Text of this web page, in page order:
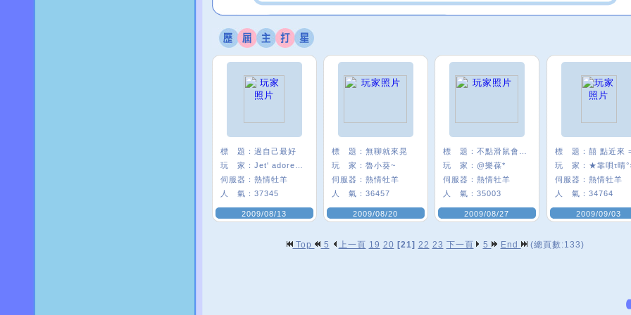
標 題： 過自己最好
玩 家：
伺服器： 熱情牡羊
人 氣： 37345
2009/08/13
標 題： 無聊就來晃
玩 家： 魯小葵~
伺服器： 熱情牡羊
人 氣： 36457
2009/08/20
標 題：
玩 家： @樂葆*
伺服器： 熱情牡羊
人 氣： 35003
2009/08/27
標 題： 囍 點近來
玩 家： ★靠唄τ晴
伺服器： 熱情牡羊
人 氣： 34764
2009/09/03
Top 5 上一頁 19 20 [21] 22 23 下一頁 5 End (總頁數:133)